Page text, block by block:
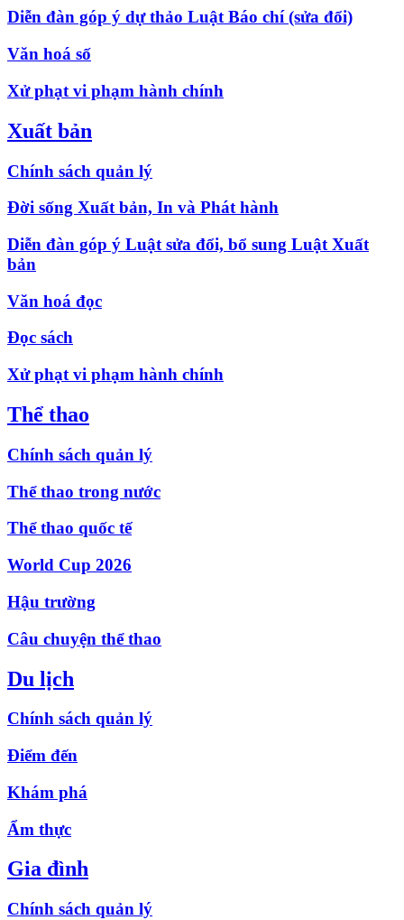
Diễn đàn góp ý dự thảo Luật Báo chí (sửa đổi)
Văn hoá số
Xử phạt vi phạm hành chính
Xuất bản
Chính sách quản lý
Đời sống Xuất bản, In và Phát hành
Diễn đàn góp ý Luật sửa đổi, bổ sung Luật Xuất
bản
Văn hoá đọc
Đọc sách
Xử phạt vi phạm hành chính
Thể thao
Chính sách quản lý
Thể thao trong nước
Thể thao quốc tế
World Cup 2026
Hậu trường
Câu chuyện thể thao
Du lịch
Chính sách quản lý
Điểm đến
Khám phá
Ẩm thực
Gia đình
Chính sách quản lý